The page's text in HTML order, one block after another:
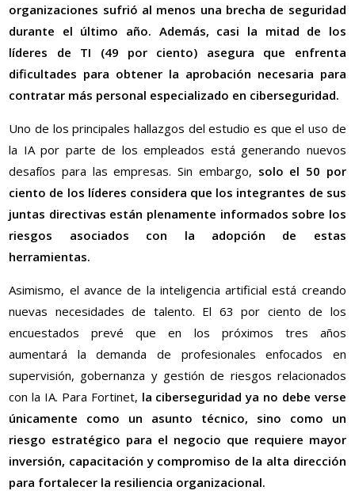
organizaciones sufrió al menos una brecha de seguridad
durante el último año. Además, casi la mitad de los
líderes de TI (49 por ciento) asegura que enfrenta
dificultades para obtener la aprobación necesaria para
contratar más personal especializado en ciberseguridad.
Uno de los principales hallazgos del estudio es que el uso de
la IA por parte de los empleados está generando nuevos
desafíos para las empresas. Sin embargo, solo el 50 por
ciento de los líderes considera que los integrantes de sus
juntas directivas están plenamente informados sobre los
riesgos asociados con la adopción de estas
herramientas.
Asimismo, el avance de la inteligencia artificial está creando
nuevas necesidades de talento. El 63 por ciento de los
encuestados prevé que en los próximos tres años
aumentará la demanda de profesionales enfocados en
supervisión, gobernanza y gestión de riesgos relacionados
con la IA. Para Fortinet, la ciberseguridad ya no debe verse
únicamente como un asunto técnico, sino como un
riesgo estratégico para el negocio que requiere mayor
inversión, capacitación y compromiso de la alta dirección
para fortalecer la resiliencia organizacional.